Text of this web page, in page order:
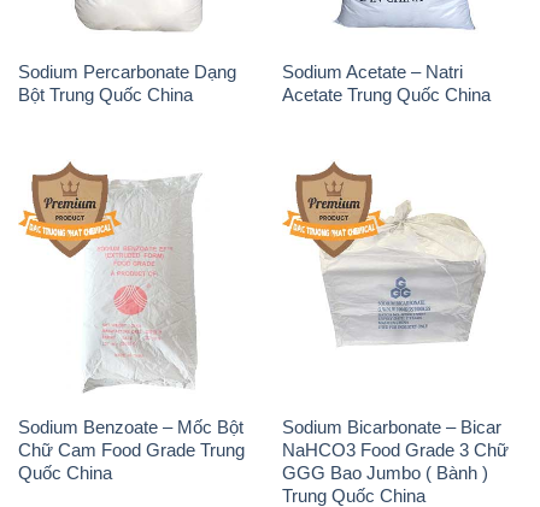
Sodium Percarbonate Dạng
Bột Trung Quốc China
Sodium Acetate – Natri
Acetate Trung Quốc China
Sodium Benzoate – Mốc Bột
Chữ Cam Food Grade Trung
Quốc China
Sodium Bicarbonate – Bicar
NaHCO3 Food Grade 3 Chữ
GGG Bao Jumbo ( Bành )
Trung Quốc China